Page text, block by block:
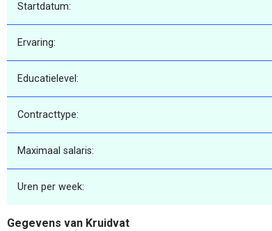
Startdatum:
Ervaring:
Educatielevel:
Contracttype:
Maximaal salaris:
Uren per week:
Gegevens van Kruidvat